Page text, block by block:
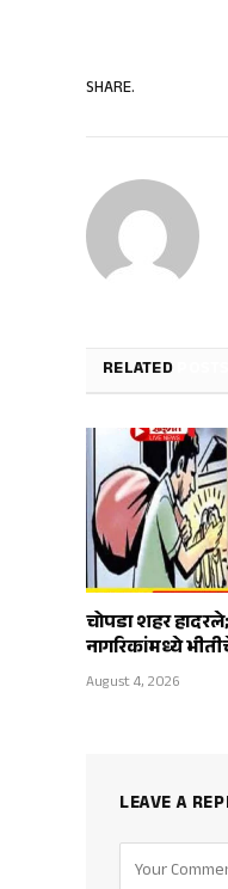
SHARE.
RELATED
चोपडा शहर
नागरिकांमध्ये
August 4, 2026
LEAVE A